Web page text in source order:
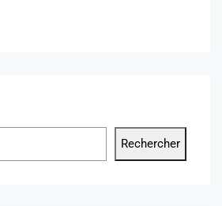
Rechercher